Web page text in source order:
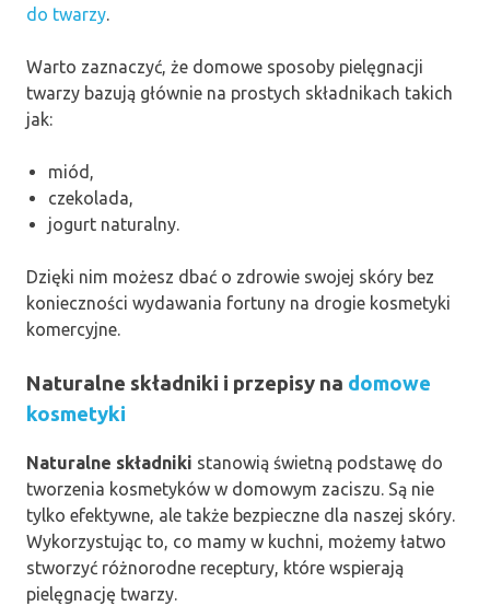
do twarzy
Warto zaznaczyć, że domowe sposoby pielęgnacji
twarzy bazują głównie na prostych składnikach takich
jak:
miód,
czekolada,
jogurt naturalny.
Dzięki nim możesz dbać o zdrowie swojej skóry bez
konieczności wydawania fortuny na drogie kosmetyki
komercyjne.
Naturalne składniki i przepisy na domowe
kosmetyki
Naturalne składniki stanowią świetną podstawę do
tworzenia kosmetyków w domowym zaciszu. Są nie
tylko efektywne, ale także bezpieczne dla naszej skóry.
Wykorzystując to, co mamy w kuchni, możemy łatwo
stworzyć różnorodne receptury, które wspierają
pielęgnację twarzy.